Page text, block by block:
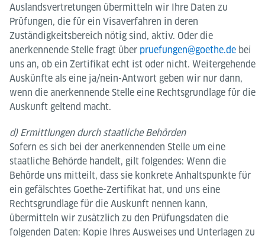
Auslandsvertretungen übermitteln wir Ihre Daten zu
Prüfungen, die für ein Visaverfahren in deren
Zuständigkeitsbereich nötig sind, aktiv. Oder die
anerkennende Stelle fragt über pruefungen@goethe.de bei
uns an, ob ein Zertifikat echt ist oder nicht. Weitergehende
Auskünfte als eine ja/nein-Antwort geben wir nur dann,
wenn die anerkennende Stelle eine Rechtsgrundlage für die
Auskunft geltend macht.
d) Ermittlungen durch staatliche Behörden
Sofern es sich bei der anerkennenden Stelle um eine
staatliche Behörde handelt, gilt folgendes: Wenn die
Behörde uns mitteilt, dass sie konkrete Anhaltspunkte für
ein gefälschtes Goethe-Zertifikat hat, und uns eine
Rechtsgrundlage für die Auskunft nennen kann,
übermitteln wir zusätzlich zu den Prüfungsdaten die
folgenden Daten: Kopie Ihres Ausweises und Unterlagen zu